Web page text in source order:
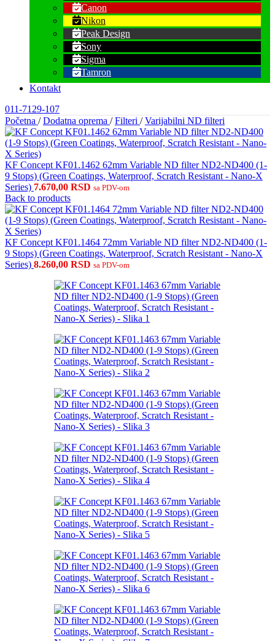
Canon
Nikon
Peak Design
Sony
Sigma
Tamron
Kontakt
011-7129-107
Početna / Dodatna oprema / Filteri / Varijabilni ND filteri
KF Concept KF01.1462 62mm Variable ND filter ND2-ND400 (1-
9 Stops) (Green Coatings, Waterproof, Scratch Resistant - Nano-X
Series) 7.670,00 RSD sa PDV-om
Back to products
KF Concept KF01.1464 72mm Variable ND filter ND2-ND400 (1-
9 Stops) (Green Coatings, Waterproof, Scratch Resistant - Nano-X
Series) 8.260,00 RSD sa PDV-om